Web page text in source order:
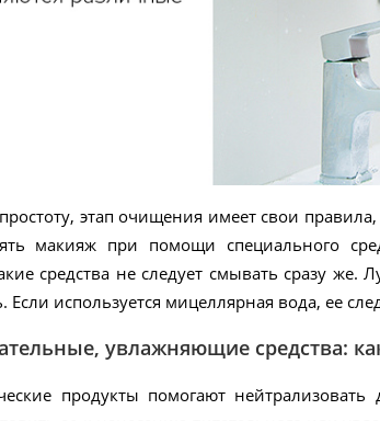
этап очищения имеет свои
макияж при помощи специального
средства не следует смывать сразу
Если используется мицеллярная вода, ее
увлажняющие средства:
продукты помогают